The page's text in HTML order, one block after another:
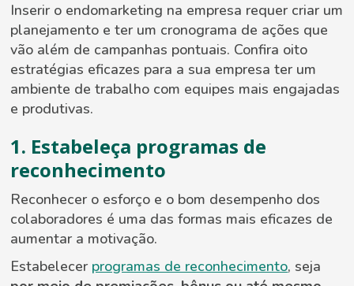
Inserir o endomarketing na empresa requer criar um
planejamento e ter um cronograma de ações que
vão além de campanhas pontuais. Confira oito
estratégias eficazes para a sua empresa ter um
ambiente de trabalho com equipes mais engajadas
e produtivas.
1. Estabeleça programas de
reconhecimento
Reconhecer o esforço e o bom desempenho dos
colaboradores é uma das formas mais eficazes de
aumentar a motivação.
Estabelecer programas de reconhecimento, seja